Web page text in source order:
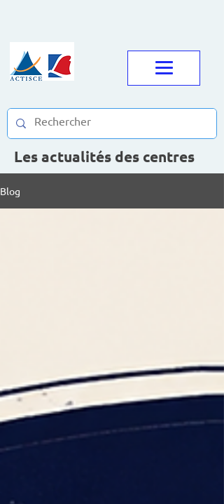
Les actualités des centres
Blog